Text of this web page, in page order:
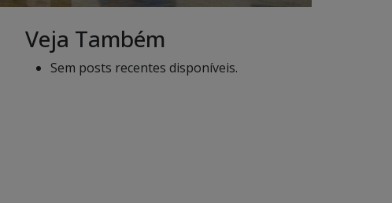
Veja Também
Sem posts recentes disponíveis.